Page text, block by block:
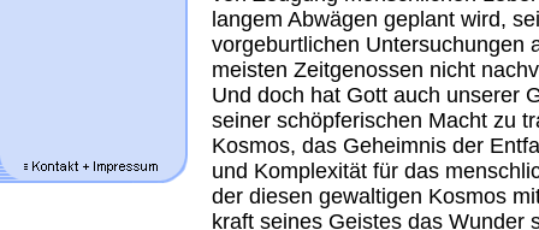
langem Abwägen geplant wird,
vorgeburtlichen Untersuchungen
meisten Zeitgenossen nicht
Und doch hat Gott auch unserer
seiner schöpferischen Macht zu
Kosmos, das Geheimnis der
und Komplexität für das
der diesen gewaltigen Kosmos
kraft seines Geistes das Wunder